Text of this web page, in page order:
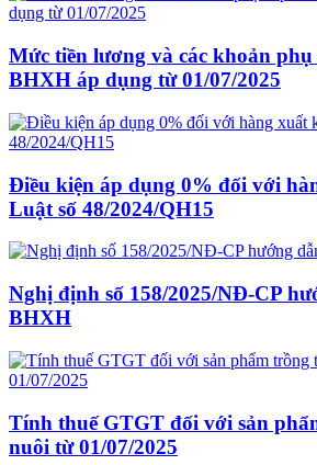
Mức tiền lương và các khoản
BHXH áp dụng từ 01/07/2025
Điều kiện áp dụng 0% đối với
Luật số 48/2024/QH15
Nghị định số 158/2025/NĐ-CP
BHXH
Tính thuế GTGT đối với sản
nuôi từ 01/07/2025